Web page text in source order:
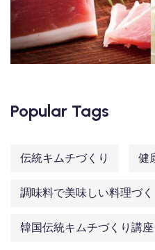
Popular Tags
伝統キムチづくり 健
調味料で美味しい料理づく
韓国伝統キムチづくり講座